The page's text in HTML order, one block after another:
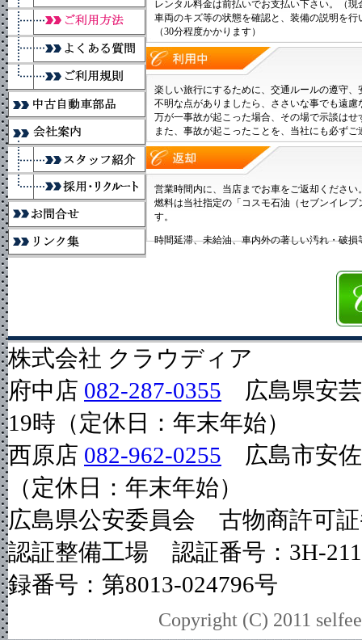
レンタル料金は前払いでお支払い下さい。（
車両のキズ等の状態を確認と、装備の説明を
（30分程度かかります）
楽しい旅行にするために、交通ルールの遵守
不明な点がありましたら、ささいな事でも遠
万が一事故が起こった場合、その場で示談は
また、事故が起こったことを、当社にも必ずご
営業時間内に、当店までお車をご返却ください
燃料は当社指定の「コスモ石油（セブンイレ
す。
時間延滞、未給油、車内外の著しい汚れ・破
株式会社 クラウディア
府中店 082-287-0355 広島県安
19時（定休日：年末年始）
西原店 082-962-0255 広島市安
（定休日：年末年始）
広島県公安委員会 古物商許可
認証整備工場 認証番号：3H-
録番号：第8013-024796号
Copyright (C) 2011